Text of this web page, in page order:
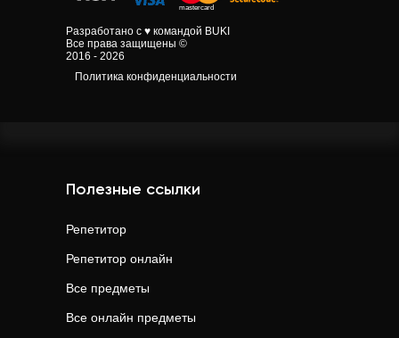
Разработано с ♥ командой BUKI
Все права защищены ©
2016 - 2026
Политика конфиденциальности
Полезные ссылки
Репетитор
Репетитор онлайн
Все предметы
Все онлайн предметы